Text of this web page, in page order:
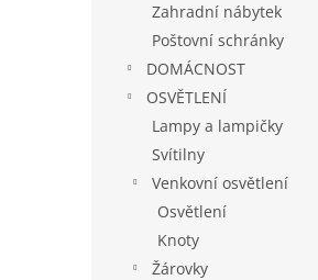
Zahradní nábytek
Poštovní schránky
DOMÁCNOST
OSVĚTLENÍ
Lampy a lampičky
Svítilny
Venkovní osvětlení
Osvětlení
Knoty
Žárovky